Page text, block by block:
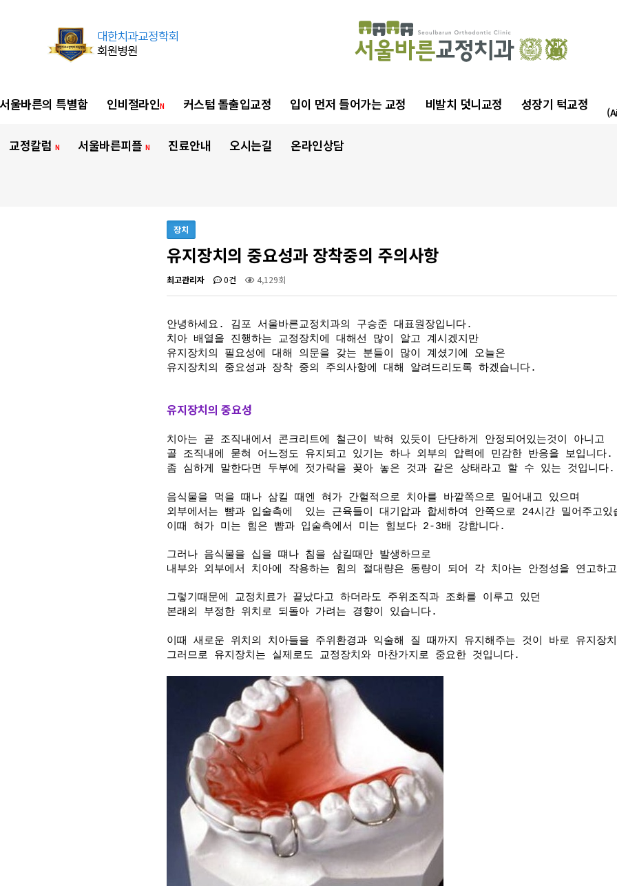
서울바른의 특별함 인비절라인N 커스텀 돌출입교정 입이 먼저 들어가는 교정 비발치 덧니교정 성장기 턱교정
교정칼럼 N 서울바른피플 N 진료안내 오시는길 온라인상담
장치
유지장치의 중요성과 장착중의 주의사항
최고관리자 0건 4,129회
안녕하세요. 김포 서울바른교정치과의 구승준 대표원장입니다.
치아 배열을 진행하는 교정장치에 대해선 많이 알고 계시겠지만
유지장치의 필요성에 대해 의문을 갖는 분들이 많이 계셨기에 오늘은
유지장치의 중요성과 장착 중의 주의사항에 대해 알려드리도록 하겠습니다.
유지장치의 중요성
치아는 곧 조직내에서 콘크리트에 철근이 박혀 있듯이 단단하게 안정되어있는것이 아니고
골 조직내에 묻혀 어느정도 유지되고 있기는 하나 외부의 압력에 민감한 반응을 보입니다.
좀 심하게 말한다면 두부에 젓가락을 꽂아 놓은 것과 같은 상태라고 할 수 있는 것입니다.
음식물을 먹을 때나 삼킬 때엔 혀가 간헐적으로 치아를 바깥쪽으로 밀어내고 있으며
외부에서는 뺨과 입술측에 있는 근육들이 대기압과 합세하여 안쪽으로 24시간 밀어주고있
이때 혀가 미는 힘은 뺨과 입술측에서 미는 힘보다 2-3배 강합니다.
그러나 음식물을 십을 떄나 침을 삼킬때만 발생하므로
내부와 외부에서 치아에 작용하는 힘의 절대량은 동량이 되어 각 치아는 안정성을 연고하
그렇기때문에 교정치료가 끝났다고 하더라도 주위조직과 조화를 이루고 있던
본래의 부정한 위치로 되돌아 가려는 경향이 있습니다.
이때 새로운 위치의 치아들을 주위환경과 익술해 질 때까지 유지해주는 것이 바로 유지장
그러므로 유지장치는 실제로도 교정장치와 마찬가지로 중요한 것입니다.